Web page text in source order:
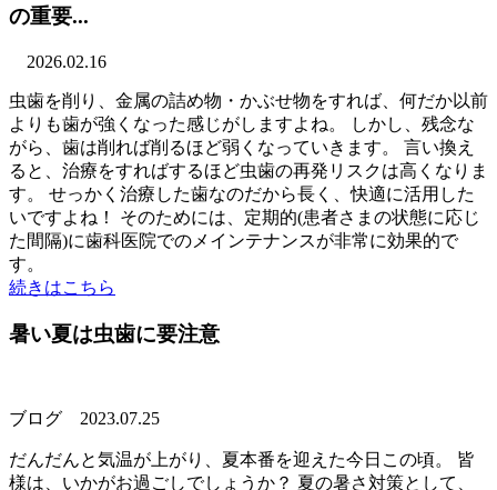
の重要...
2026.02.16
虫歯を削り、金属の詰め物・かぶせ物をすれば、何だか以前
よりも歯が強くなった感じがしますよね。 しかし、残念な
がら、歯は削れば削るほど弱くなっていきます。 言い換え
ると、治療をすればするほど虫歯の再発リスクは高くなりま
す。 せっかく治療した歯なのだから長く、快適に活用した
いですよね！ そのためには、定期的(患者さまの状態に応じ
た間隔)に歯科医院でのメインテナンスが非常に効果的で
す。
続きはこちら
暑い夏は虫歯に要注意
ブログ 2023.07.25
だんだんと気温が上がり、夏本番を迎えた今日この頃。 皆
様は、いかがお過ごしでしょうか？ 夏の暑さ対策として、